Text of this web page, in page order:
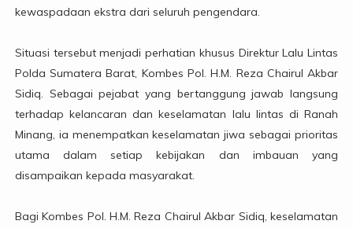
kewaspadaan ekstra dari seluruh pengendara.
Situasi tersebut menjadi perhatian khusus Direktur Lalu Lintas
Polda Sumatera Barat, Kombes Pol. H.M. Reza Chairul Akbar
Sidiq. Sebagai pejabat yang bertanggung jawab langsung
terhadap kelancaran dan keselamatan lalu lintas di Ranah
Minang, ia menempatkan keselamatan jiwa sebagai prioritas
utama dalam setiap kebijakan dan imbauan yang
disampaikan kepada masyarakat.
Bagi Kombes Pol. H.M. Reza Chairul Akbar Sidiq, keselamatan